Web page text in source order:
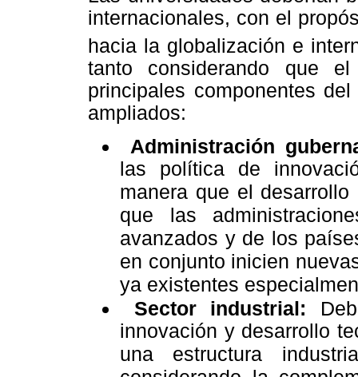
internacionales, con el
hacia la globalización e
tanto considerando que
principales componentes
ampliados:
Administración
las política de
manera que el
que las
avanzados y de los
en conjunto inicien
ya existentes
Sector industrial:
innovación y desarrollo
una estructura